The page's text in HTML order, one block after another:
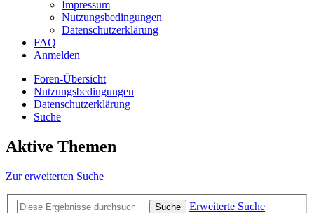
Impressum
Nutzungsbedingungen
Datenschutzerklärung
FAQ
Anmelden
Foren-Übersicht
Nutzungsbedingungen
Datenschutzerklärung
Suche
Aktive Themen
Zur erweiterten Suche
Suche
Erweiterte Suche